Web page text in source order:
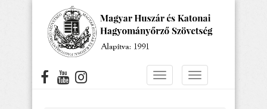
Navigáció
Navigáció